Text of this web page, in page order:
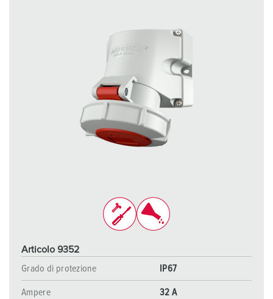
Articolo 9352
Grado di protezione
IP67
Ampere 32 A